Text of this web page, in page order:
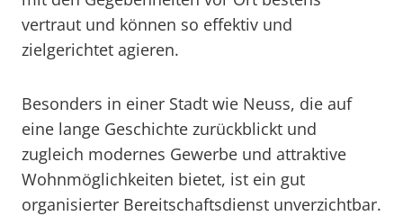
vertraut und können so effektiv und
zielgerichtet agieren.
Besonders in einer Stadt wie Neuss, die auf
eine lange Geschichte zurückblickt und
zugleich modernes Gewerbe und attraktive
Wohnmöglichkeiten bietet, ist ein gut
organisierter Bereitschaftsdienst unverzichtbar.